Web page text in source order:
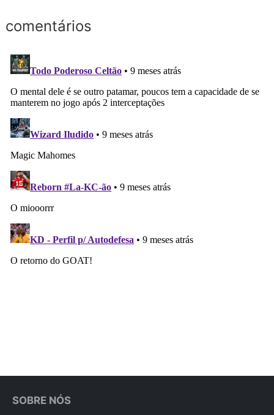
comentários
SOBRE NÓS